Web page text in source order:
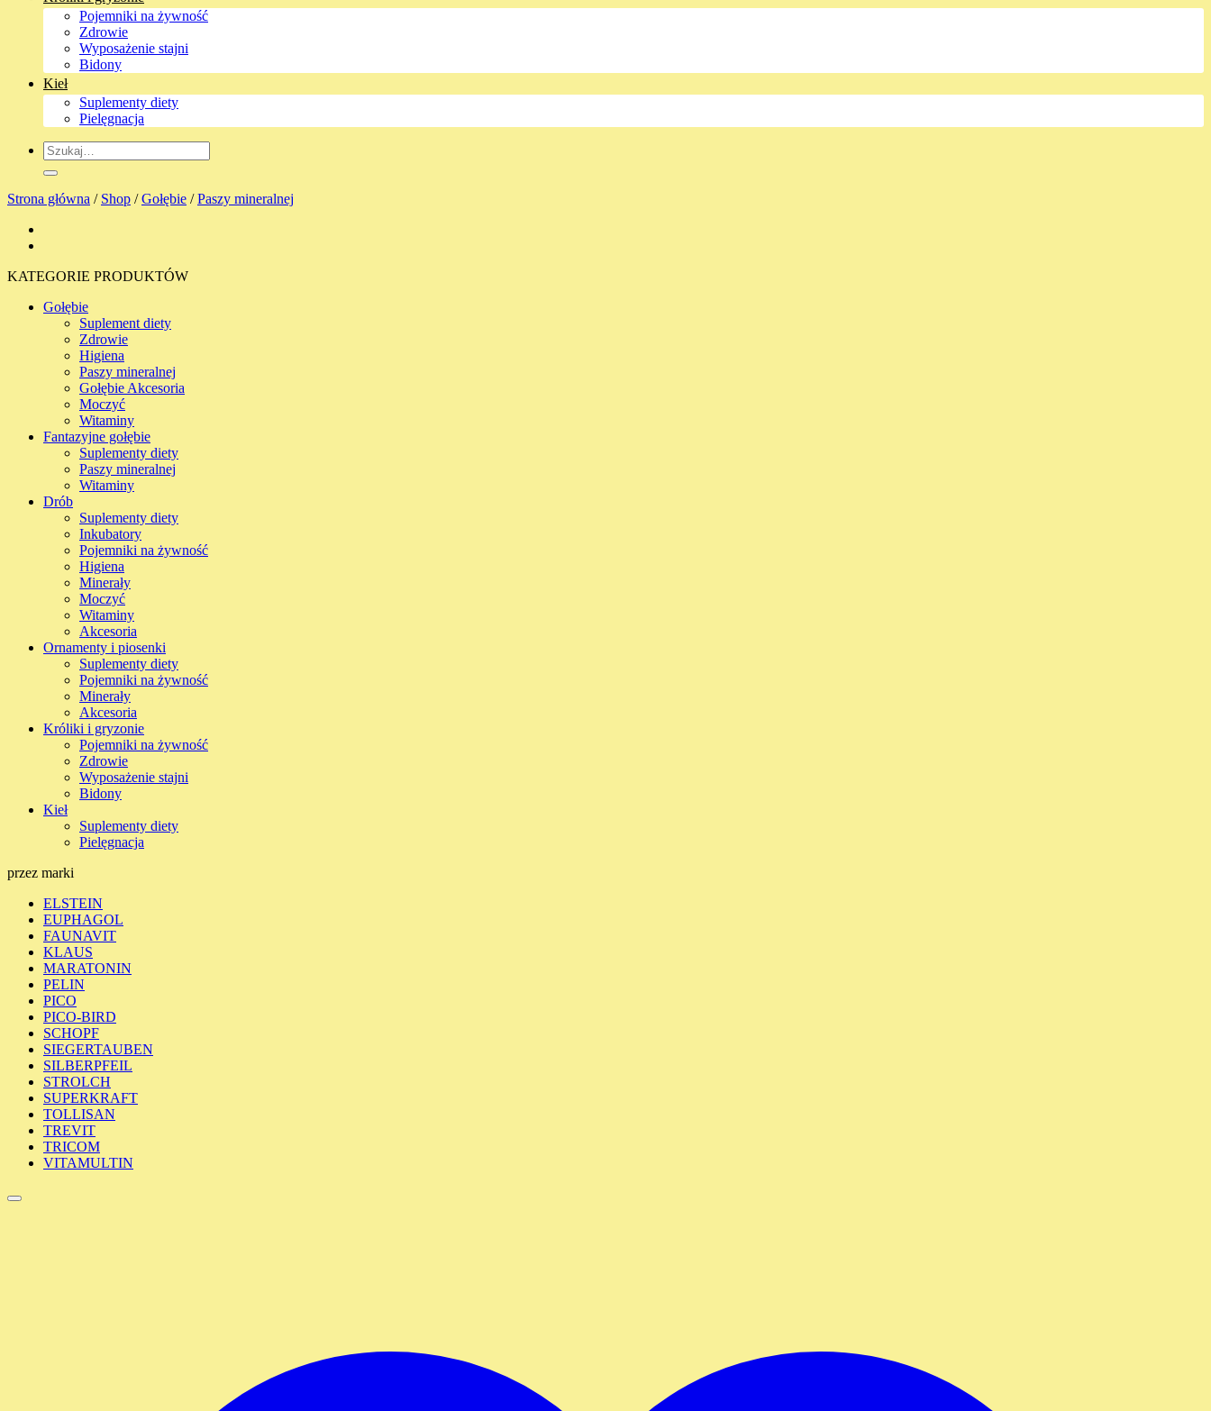
Pojemniki na żywność
Zdrowie
Wyposażenie stajni
Bidony
Kieł
Suplementy diety
Pielęgnacja
Szukaj:
Strona główna / Shop / Gołębie / Paszy mineralnej
KATEGORIE PRODUKTÓW
Gołębie
Suplement diety
Zdrowie
Higiena
Paszy mineralnej
Gołębie Akcesoria
Moczyć
Witaminy
Fantazyjne gołębie
Suplementy diety
Paszy mineralnej
Witaminy
Drób
Suplementy diety
Inkubatory
Pojemniki na żywność
Higiena
Minerały
Moczyć
Witaminy
Akcesoria
Ornamenty i piosenki
Suplementy diety
Pojemniki na żywność
Minerały
Akcesoria
Króliki i gryzonie
Pojemniki na żywność
Zdrowie
Wyposażenie stajni
Bidony
Kieł
Suplementy diety
Pielęgnacja
przez marki
ELSTEIN
EUPHAGOL
FAUNAVIT
KLAUS
MARATONIN
PELIN
PICO
PICO-BIRD
SCHOPF
SIEGERTAUBEN
SILBERPFEIL
STROLCH
SUPERKRAFT
TOLLISAN
TREVIT
TRICOM
VITAMULTIN